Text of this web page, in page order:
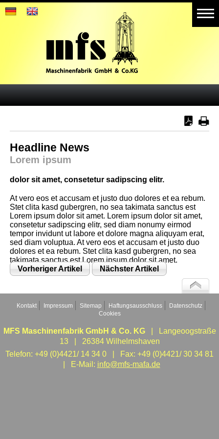
Aktuelles
Referenzen
Headline News
Lorem ipsum
dolor sit amet, consetetur sadipscing elitr.
At vero eos et accusam et justo duo dolores et ea rebum.
Stet clita kasd gubergren, no sea takimata sanctus est
Lorem ipsum dolor sit amet. Lorem ipsum dolor sit amet,
consetetur sadipscing elitr, sed diam nonumy eirmod
tempor invidunt ut labore et dolore magna aliquyam erat,
sed diam voluptua. At vero eos et accusam et justo duo
dolores et ea rebum. Stet clita kasd gubergren, no sea
takimata sanctus est Lorem ipsum dolor sit amet.
Vorheriger Artikel
Nächster Artikel
Kontakt Impressum Sitemap Haftungsausschluss
Datenschutz
Cookies
MFS Maschinenfabrik GmbH & Co. KG| Langeoogstraße
13 | 26384 Wilhelmshaven
Telefon: +49 (0)4421/ 14 34 0 | Fax: +49 (0)4421/ 30 34 81
| E-Mail: info@mfs-mafa.de